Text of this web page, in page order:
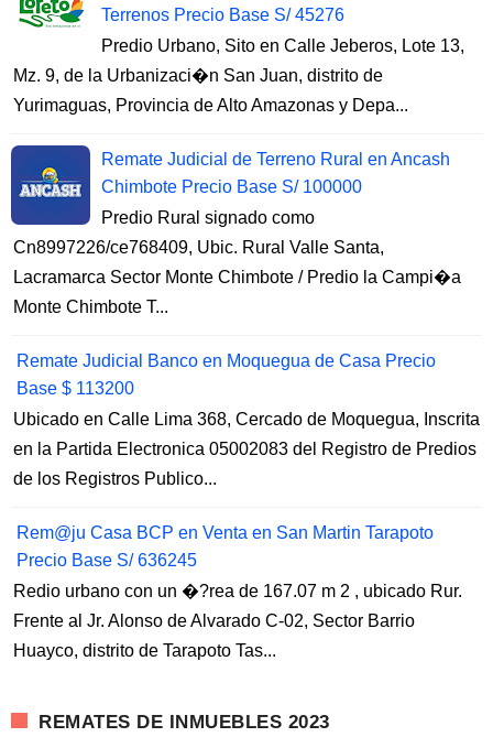
Terrenos Precio Base S/ 45276
Predio Urbano, Sito en Calle Jeberos, Lote 13,
Mz. 9, de la Urbanizaci�n San Juan, distrito de
Yurimaguas, Provincia de Alto Amazonas y Depa...
Remate Judicial de Terreno Rural en Ancash
Chimbote Precio Base S/ 100000
Predio Rural signado como
Cn8997226/ce768409, Ubic. Rural Valle Santa,
Lacramarca Sector Monte Chimbote / Predio la Campi�a
Monte Chimbote T...
Remate Judicial Banco en Moquegua de Casa Precio
Base $ 113200
Ubicado en Calle Lima 368, Cercado de Moquegua, Inscrita
en la Partida Electronica 05002083 del Registro de Predios
de los Registros Publico...
Rem@ju Casa BCP en Venta en San Martin Tarapoto
Precio Base S/ 636245
Redio urbano con un �?rea de 167.07 m 2 , ubicado Rur.
Frente al Jr. Alonso de Alvarado C-02, Sector Barrio
Huayco, distrito de Tarapoto Tas...
REMATES DE INMUEBLES 2023